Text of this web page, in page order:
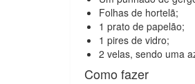
Folhas de hortelã;
1 prato de papelão;
1 pires de vidro;
2 velas, sendo uma
Como fazer